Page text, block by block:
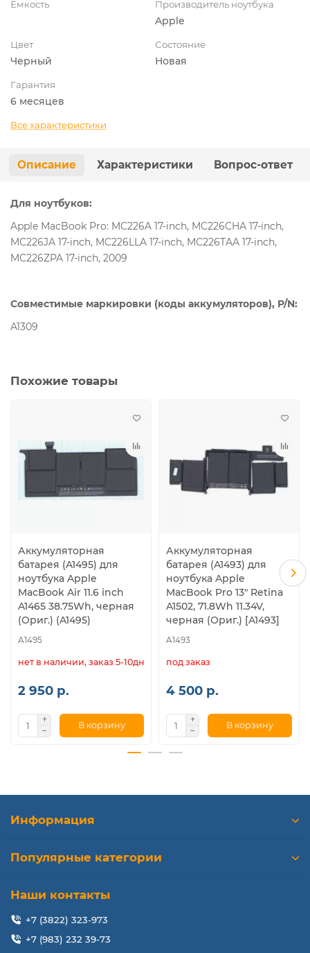
Ёмкость Производитель ноутбука
Apple
Цвет
Черный
Состояние
Новая
Гарантия
6 месяцев
Все характеристики
Описание Характеристики Вопрос-ответ
Для ноутбуков:
Apple MacBook Pro: MC226A 17-inch, MC226CHA 17-inch,
MC226JA 17-inch, MC226LLA 17-inch, MC226TAA 17-inch,
MC226ZPA 17-inch, 2009
Совместимые маркировки (коды аккумуляторов), P/N:
A1309
Похожие товары
Аккумуляторная
батарея (A1495) для
ноутбука Apple
MacBook Air 11.6 inch
A1465 38.75Wh, черная
(Ориг.) (A1495)
A1495
нет в наличии, заказ 5-10дн.
2 950 р.
В корзину
Аккумуляторная
батарея (A1493) для
ноутбука Apple
MacBook Pro 13" Retina
A1502, 71.8Wh 11.34V,
черная (Ориг.) [A1493]
A1493
под заказ
4 500 р.
В корзину
Информация
Популярные категории
Наши контакты
+7 (3822) 323-973
+7 (983) 232 39-73